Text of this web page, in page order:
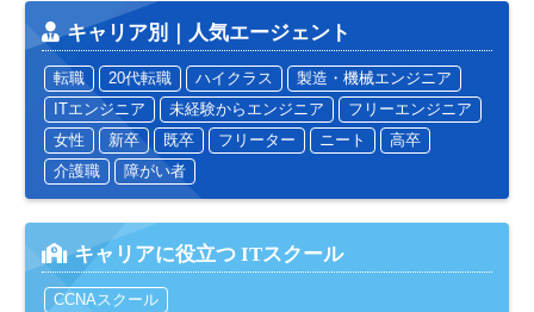
キャリア別｜人気エージェント
転職 20代転職 ハイクラス
製造・機械エンジニア
ITエンジニア
未経験からエンジニア
フリーエンジニア
女性
新卒 既卒 フリーター ニート
高卒
介護職
障がい者
キャリアに役立つ ITスクール
CCNAスクール